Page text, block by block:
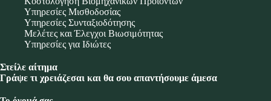
Υπηρεσίες Μισθοδοσίας
Υπηρεσίες Συνταξιοδότησης
Μελέτες και Έλεγχοι Βιωσιμότητας
Υπηρεσίες για Ιδιώτες
Στείλε αίτημα
Γράψε τι χρειάζεσαι και θα σου απαντήσουμε άμεσα